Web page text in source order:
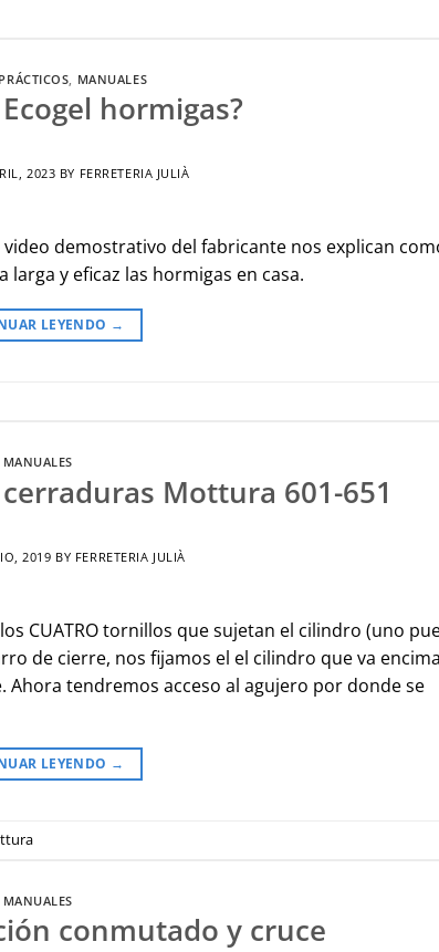
MANUALES
hormigas?
2023 BY FERRETERIA JULIÀ
demostrativo del fabricante nos explican
y eficaz las hormigas en casa.
LEYENDO →
MANUALES
Mottura 601-651
2019 BY FERRETERIA JULIÀ
CUATRO tornillos que sujetan el cilindro (uno
de cierre, nos fijamos el el cilindro que va
tendremos acceso al agujero por donde se
LEYENDO →
MANUALES
conmutado y cruce